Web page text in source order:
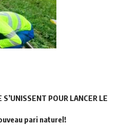
POUR LANCER LE
pari naturel!